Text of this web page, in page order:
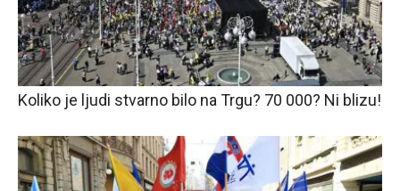
Koliko je ljudi stvarno bilo na Trgu? 70 000? Ni blizu!